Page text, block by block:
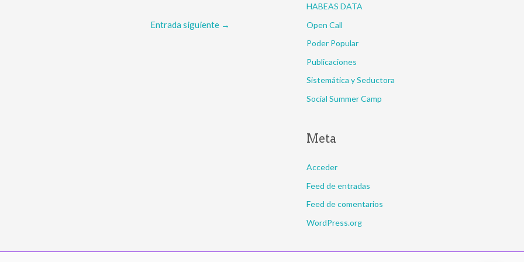
Entrada siguiente →
HABEAS DATA
Open Call
Poder Popular
Publicaciones
Sistemática y Seductora
Social Summer Camp
Meta
Acceder
Feed de entradas
Feed de comentarios
WordPress.org